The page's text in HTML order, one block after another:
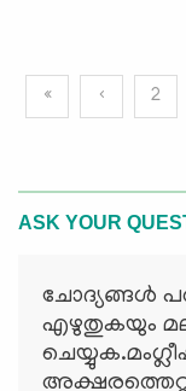
« ‹ 2
ASK YOUR
ചോദ്യങ്ങള്‍
എഴുതുകയും